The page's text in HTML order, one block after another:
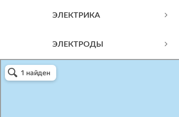
ЭЛЕКТРИКА
ЭЛЕКТРОДЫ
Атриум-Крым
Системы водоснабжения, отопления, канализации в Севастополе
Снабжение строительных объектов в Севастополе